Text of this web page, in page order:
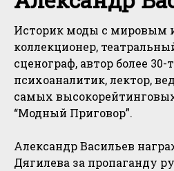
Историк моды с мировым
коллекционер,
сценограф, автор более 30-
психоаналитик, лектор,
самых
“Модный Приговор”.
Александр Васильев
Дягилева за пропаганду